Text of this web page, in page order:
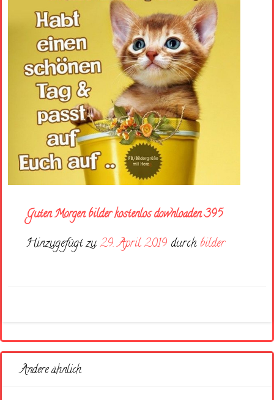
Guten Morgen bilder kostenlos downloaden 395
Hinzugefügt zu29. April 2019 durch bilder
Andere ähnlich